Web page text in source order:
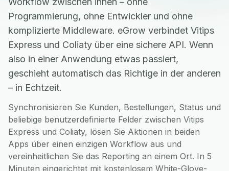
Programmierung, ohne Entwickler und ohne
komplizierte Middleware. eGrow verbindet Vitips
Express und Coliaty über eine sichere API. Wenn
also in einer Anwendung etwas passiert,
geschieht automatisch das Richtige in der anderen
– in Echtzeit.
Synchronisieren Sie Kunden, Bestellungen, Status und
beliebige benutzerdefinierte Felder zwischen Vitips
Express und Coliaty, lösen Sie Aktionen in beiden
Apps über einen einzigen Workflow aus und
vereinheitlichen Sie das Reporting an einem Ort. In 5
Minuten eingerichtet mit kostenlosem White-Glove-